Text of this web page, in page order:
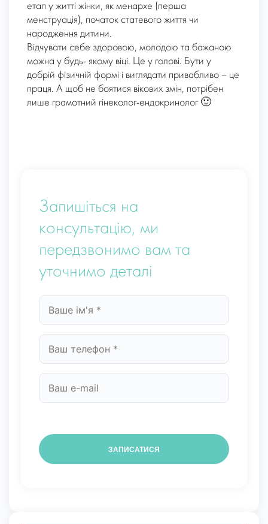
етап у житті жінки, як менархе (перша
менструація), початок статевого життя чи
народження дитини.
Відчувати себе здоровою, молодою та бажаною
можна у будь- якому віці. Це у голові. Бути у
добрій фізичній формі і виглядати привабливо – це
праця. А щоб не боятися вікових змін, потрібен
лише грамотний гінеколог-ендокринолог 🙂
Запишіться на
консультацію, ми
передзвонимо вам та
уточнимо деталі